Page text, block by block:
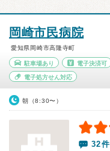
岡崎市民病院
愛知県岡崎市高隆寺町
駐車場あり 電子決済可
電子処方せん対応
朝（8:30〜）
32件